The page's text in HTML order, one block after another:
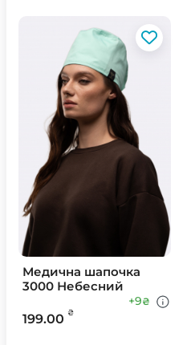
Медична шапочка
3000 Небесний
199.00 ₴
+9₴